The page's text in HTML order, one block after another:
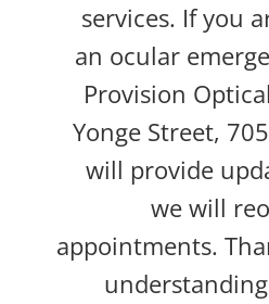
services. If you
an ocular
Provision
Yonge Street,
will provide
we will
appointments.